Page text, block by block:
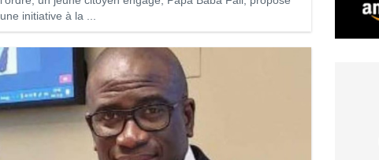
une initiative à la ...